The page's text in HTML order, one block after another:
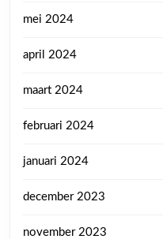
mei 2024
april 2024
maart 2024
februari 2024
januari 2024
december 2023
november 2023